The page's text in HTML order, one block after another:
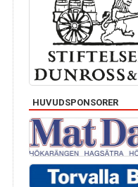
HUVUDSPONSORER